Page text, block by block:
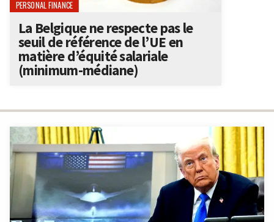
PERSONAL FINANCE
La Belgique ne respecte pas le
seuil de référence de l’UE en
matière d’équité salariale
(minimum-médiane)